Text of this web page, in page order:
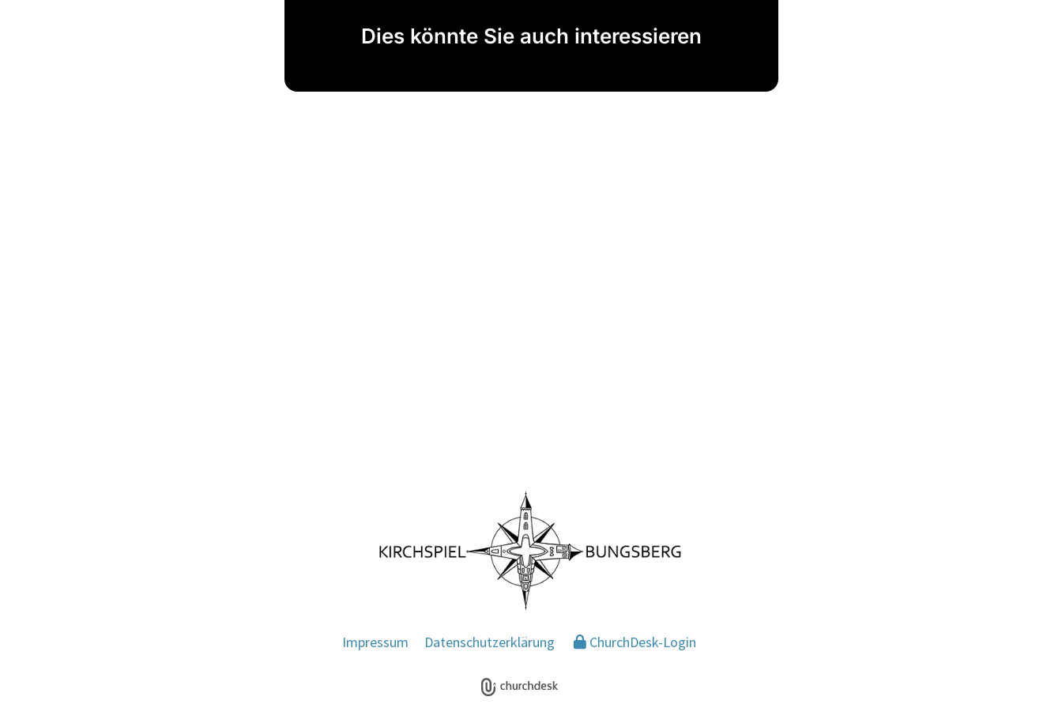
Dies könnte Sie auch interessieren
Impressum Datenschutzerklärung ChurchDesk-Login